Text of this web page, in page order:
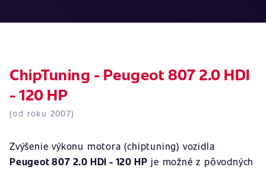
ChipTuning - Peugeot 807 2.0 HDI
- 120 HP
(od roku 2007)
Zvýšenie výkonu motora (chiptuning) vozidla
Peugeot 807 2.0 HDI - 120 HP je možné z pôvodných